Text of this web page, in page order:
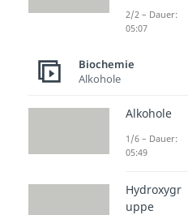
Halten wir
kompetitive
aktive
dass das
Zentrum
das Enzym.
2/2 – Dauer:
05:07
Biochemie
Alkohole
Alkohole
1/6 – Dauer:
05:49
Hydroxygr
uppe